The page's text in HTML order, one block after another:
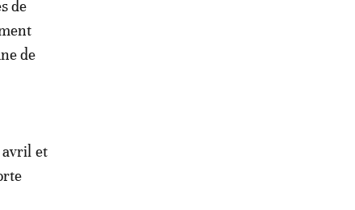
de
de
avril et